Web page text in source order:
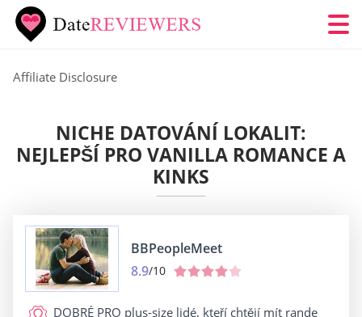
Affiliate Disclosure
NICHE DATOVÁNÍ LOKALIT:
NEJLEPŠÍ PRO VANILLA ROMANCE A
KINKS
BBPeopleMeet
8.9/10
DOBRÉ PRO plus-size lidé, kteří chtějí mít rande